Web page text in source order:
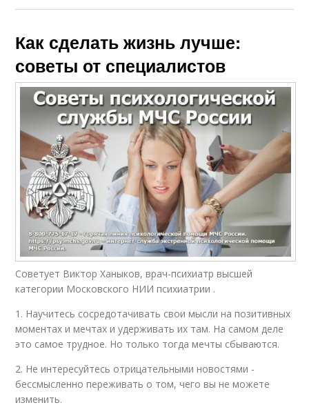
Как сделать жизнь лучше:
советы от специалистов
Советует Виктор Ханыков, врач-психиатр высшей
категории Московского НИИ психиатрии .
1. Научитесь сосредотачивать свои мысли на позитивных
моментах и мечтах и удерживать их там. На самом деле
это самое трудное. Но только тогда мечты сбываются.
2. Не интересуйтесь отрицательными новостями -
бессмысленно переживать о том, чего вы не можете
изменить.